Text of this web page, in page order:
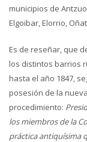
municipios de
Elgoibar, Elorrio,
Es de reseñar, que
los distintos barrios
hasta el año 1847,
posesión de la
procedimiento:
los miembros de la
práctica antiquísima